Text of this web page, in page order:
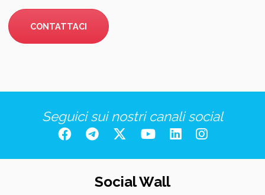
CONTATTACI
Seguici sui nostri canali social
Social Wall